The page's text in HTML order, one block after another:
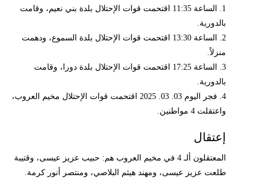
1. الساعة 11:35 اقتحمت قوات الإحتلال بلدة بني نعيم، وقامت
بالدورية.
2. الساعة 13:30 اقتحمت قوات الإحتلال بلدة السموع، ودهمت
منزلاً.
3. الساعة 17:25 اقتحمت قوات الإحتلال بلدة دورا، وقامت
بالدورية.
4. فجر اليوم 03. 03. 2025 اقتحمت قوات الإحتلال مخيم العروب،
واعتقلت 4 مواطنين.
إعتقال
المعتقلون ألـ 4 في مخيم العروب هم: حبيب عزيز عيسى، وقتيبة
طلعت عزيز عيسى، ومهند هيثم البلاصي، ومنتصر أنور كرمة.